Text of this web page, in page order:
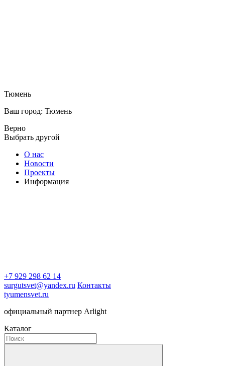
Тюмень
Ваш город: Тюмень
Верно
Выбрать другой
О нас
Новости
Проекты
Информация
+7 929 298 62 14
surgutsvet@yandex.ru Контакты
tyumensvet.ru
официальный партнер Arlight
Каталог